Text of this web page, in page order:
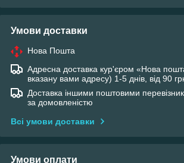
Умови доставки
Нова Пошта
Адресна доставка кур'єром «Нова
вказану вами адресу) 1-5 днів, від 90
Доставка іншими поштовими
за домовленістю
Всі умови доставки
Умови оплати